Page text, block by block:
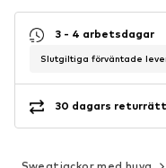
3 - 4 arbetsdagar
Slutgiltiga förväntade
30 dagars returrätt